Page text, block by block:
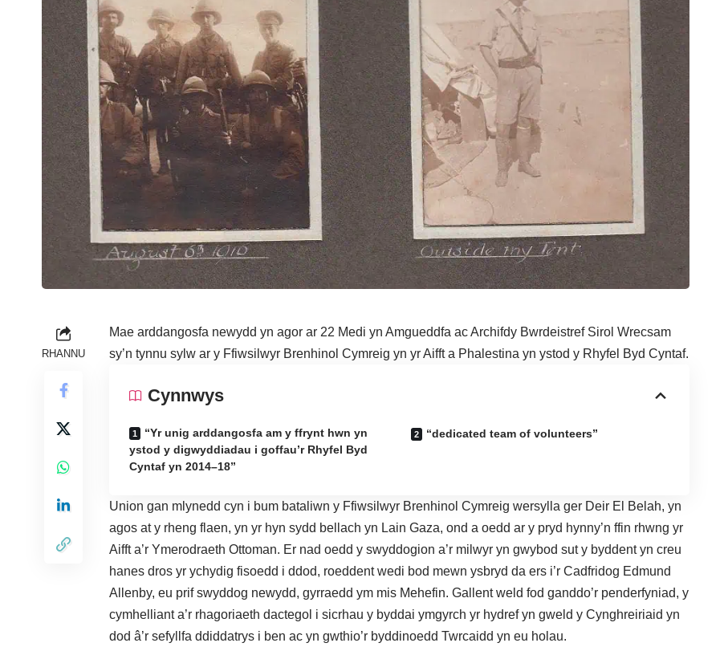
RHANNU
Mae arddangosfa newydd yn agor ar 22 Medi yn Amgueddfa ac Archifdy Bwrdeistref Sirol Wrecsam
sy’n tynnu sylw ar y Ffiwsilwyr Brenhinol Cymreig yn yr Aifft a Phalestina yn ystod y Rhyfel Byd Cyntaf.
Cynnwys
“Yr unig arddangosfa am y ffrynt hwn yn
ystod y digwyddiadau i goffau’r Rhyfel Byd
Cyntaf yn 2014–18”
“dedicated team of volunteers”
Union gan mlynedd cyn i bum bataliwn y Ffiwsilwyr Brenhinol Cymreig wersylla ger Deir El Belah, yn
agos at y rheng flaen, yn yr hyn sydd bellach yn Lain Gaza, ond a oedd ar y pryd hynny’n ffin rhwng yr
Aifft a’r Ymerodraeth Ottoman. Er nad oedd y swyddogion a’r milwyr yn gwybod sut y byddent yn creu
hanes dros yr ychydig fisoedd i ddod, roeddent wedi bod mewn ysbryd da ers i’r Cadfridog Edmund
Allenby, eu prif swyddog newydd, gyrraedd ym mis Mehefin. Gallent weld fod ganddo’r penderfyniad, y
cymhelliant a’r rhagoriaeth dactegol i sicrhau y byddai ymgyrch yr hydref yn gweld y Cynghreiriaid yn
dod â’r sefyllfa ddiddatrys i ben ac yn gwthio’r byddinoedd Twrcaidd yn eu holau.